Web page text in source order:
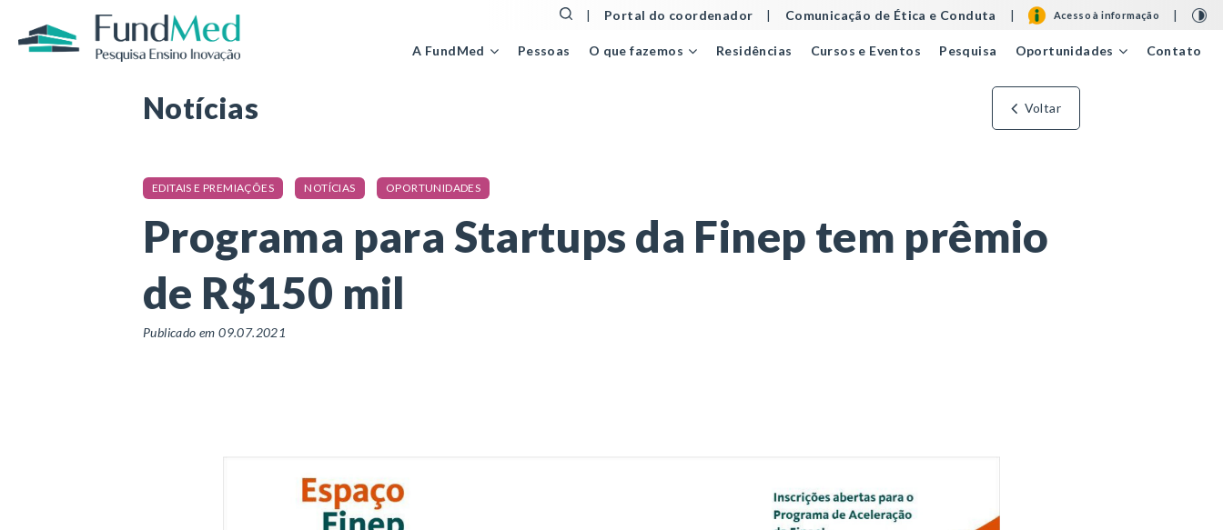
| Portal do coordenador | Comunicação de Ética e Conduta | Acesso à informação |
A FundMed Pessoas O que fazemos Residências Cursos e Eventos Pesquisa Oportunidades Contato
Página inicial / Notícias Programa para Startups da Finep tem prêmio de R$150 mil
Notícias Voltar
EDITAIS E PREMIAÇÕES NOTÍCIAS OPORTUNIDADES
Programa para Startups da Finep tem prêmio
de R$150 mil
Publicado em 09.07.2021